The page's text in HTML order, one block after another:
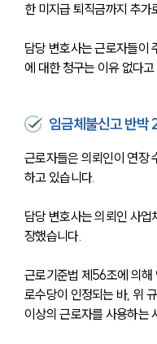
한 미지급 퇴직금까지 추
담당 변호사는 근로자들이
에 대한 청구는 이유 없다
임금체불신고 반박
근로자들은 의뢰인이 연장
하고 있습니다.
담당 변호사는 의뢰인 사
장했습니다.
근로기준법 제56조에 의해
로수당이 인정되는 바, 위
이상의 근로자를 사용하는